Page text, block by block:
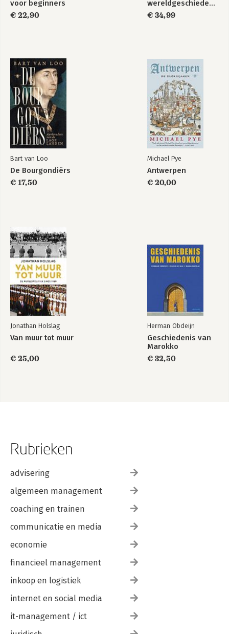
voor beginners
€ 22,90
wereldgeschiedenis
€ 34,99
Bart van Loo
De Bourgondiërs
€ 17,50
Michael Pye
Antwerpen
€ 20,00
Jonathan Holslag
Van muur tot muur
€ 25,00
Herman Obdeijn
Geschiedenis van
Marokko
€ 32,50
Rubrieken
advisering
algemeen management
coaching en trainen
communicatie en media
economie
financieel management
inkoop en logistiek
internet en social media
it-management / ict